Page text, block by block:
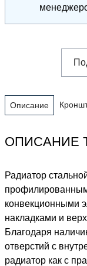
Описание
ОПИСАНИЕ
Радиатор
конвекционными
накладками и
Благодаря
отверстий с
радиатор как с